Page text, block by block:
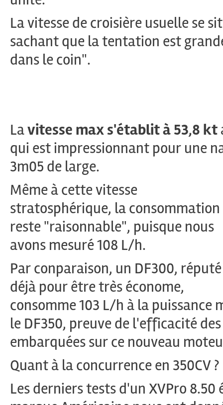
La vitesse de croisière usuelle se
sachant que la tentation est
dans le coin".
Lavitesse max s'établit à 53,8 kt
qui est impressionnant pour une
3m05 de large.
Même à cette vitesse
stratosphérique, la consommation
reste "raisonnable", puisque nous
avons mesuré 108 L/h.
Par conparaison, un DF300, réputé
déjà pour être très économe,
consomme 103 L/h à la puissance
le DF350, preuve de l'efficacité
embarquées sur ce nouveau
Quant à la concurrence en 350CV ?
Les derniers tests d'un XVPro 8.50